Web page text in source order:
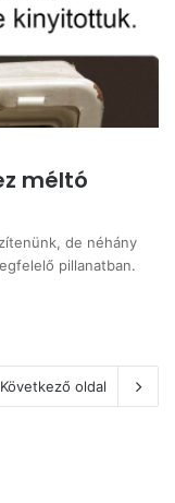
méltó
de néhány
pillanatban.
Következő oldal